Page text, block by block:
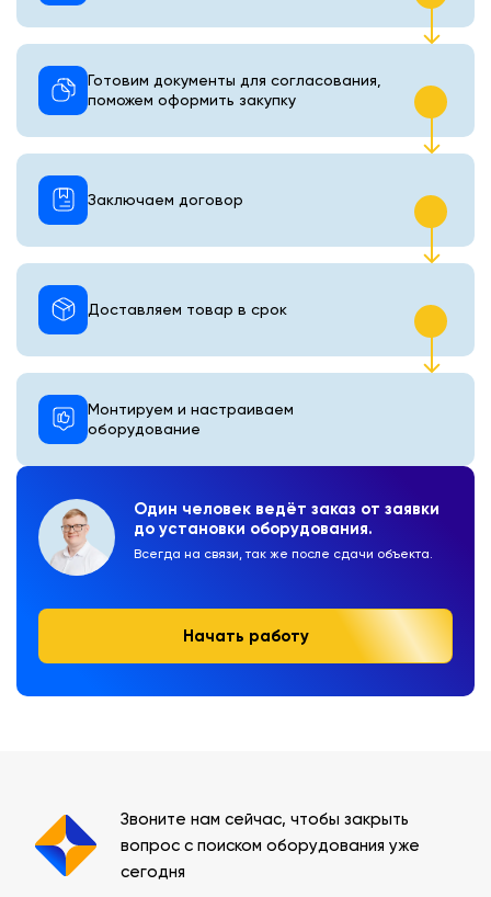
Один человек ведёт заказ от заявки
до установки оборудования.
Всегда на связи, так же после сдачи объекта.
Начать работу
Готовим документы для согласования,
поможем оформить закупку
Монтируем и настраиваем
оборудование
Доставляем товар в срок
Заключаем договор
Звоните нам сейчас, чтобы закрыть
вопрос с поиском оборудования уже
сегодня